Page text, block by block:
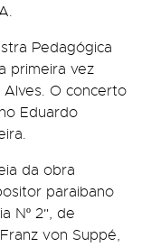
Pedagógica
primeira vez
O concerto
Eduardo
da obra
paraibano
Nº 2", de
von Suppé,